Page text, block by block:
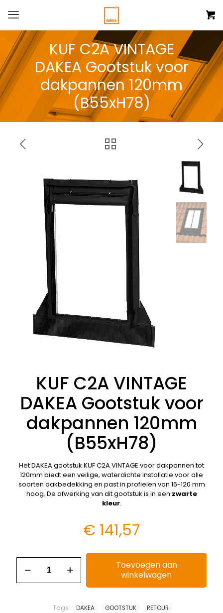
KUF C2A VINTAGE
DAKEA Gootstuk voor
dakpannen 120mm
(B55xH78)
KUF C2A VINTAGE
DAKEA Gootstuk voor
dakpannen 120mm
(B55xH78)
Het DAKEA gootstuk KUF C2A VINTAGE voor dakpannen tot
120mm biedt een veilige, waterdichte installatie voor alle
soorten dakbedekking en past in profielen van 16-120 mm
hoog. De afwerking van dit gootstuk is in een zwarte
kleur.
€ 141,57
Toevoegen aan
winkelwagen
Tags: DAKEA GOOTSTUK RETOUR